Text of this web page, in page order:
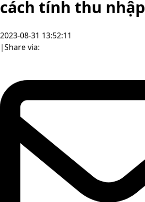
cách tính thu nhập
2023-08-31 13:52:11
|Share via: